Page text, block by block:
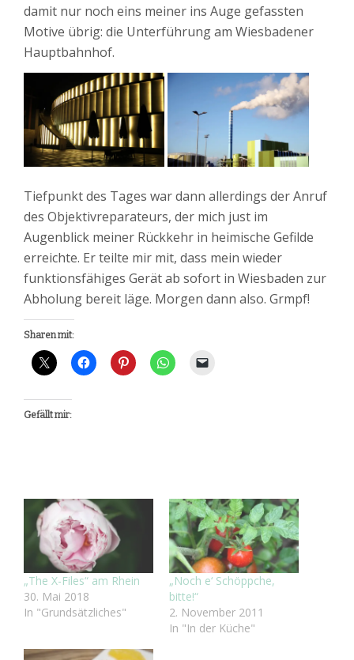
damit nur noch eins meiner ins Auge gefassten
Motive übrig: die Unterführung am Wiesbadener
Hauptbahnhof.
Tiefpunkt des Tages war dann allerdings der Anruf
des Objektivreparateurs, der mich just im
Augenblick meiner Rückkehr in heimische Gefilde
erreichte. Er teilte mir mit, dass mein wieder
funktionsfähiges Gerät ab sofort in Wiesbaden zur
Abholung bereit läge. Morgen dann also. Grmpf!
Sharen mit:
Gefällt mir:
„The X-Files“ am Rhein
30. Mai 2018
In "Grundsätzliches"
„Noch e‘ Schöppche,
bitte!“
2. November 2011
In "In der Küche"